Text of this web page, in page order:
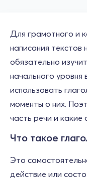
Для грамотного и
написания текстов
обязательно
начального уровня
использовать
моменты о них.
часть речи и какие
Что такое
Это
действие или